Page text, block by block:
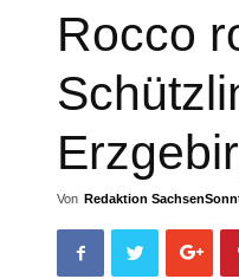
Rocco
Von Redaktion